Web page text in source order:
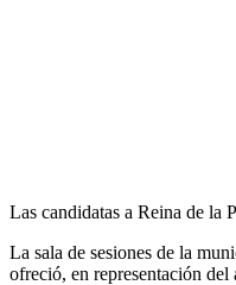
Las candidatas a Reina de la
La sala de sesiones de la
ofreció, en representación